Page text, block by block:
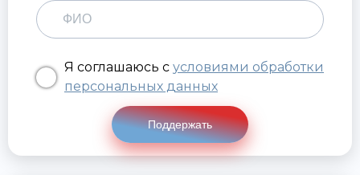
Я соглашаюсь с условиями обработки
персональных данных
Поддержать